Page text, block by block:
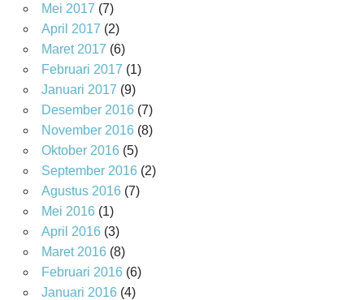
Mei 2017 (7)
April 2017 (2)
Maret 2017 (6)
Februari 2017 (1)
Januari 2017 (9)
Desember 2016(7)
November 2016(8)
Oktober 2016(5)
September 2016(2)
Agustus 2016(7)
Mei 2016(1)
April 2016(3)
Maret 2016(8)
Februari 2016(6)
Januari 2016(4)